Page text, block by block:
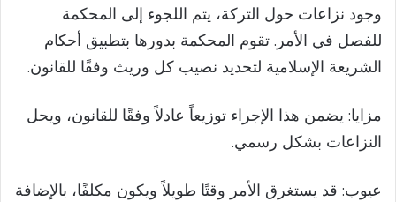
وجود نزاعات حول التركة، يتم اللجوء إلى المحكمة
للفصل في الأمر. تقوم المحكمة بدورها بتطبيق أحكام
الشريعة الإسلامية لتحديد نصيب كل وريث وفقًا للقانون.
مزايا: يضمن هذا الإجراء توزيعاً عادلاً وفقًا للقانون، ويحل
النزاعات بشكل رسمي.
عيوب: قد يستغرق الأمر وقتًا طويلاً ويكون مكلفًا، بالإضافة